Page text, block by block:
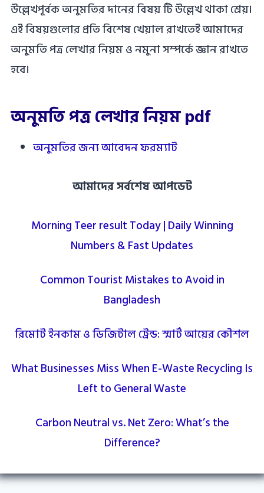
উল্লেখপূর্বক অনুমতির দানের বিষয় টি উল্লেখ থাকা শ্রেয়।
এই বিষয়গুলোর প্রতি বিশেষ খেয়াল রাখতেই আমাদের
অনুমতি পত্র লেখার নিয়ম ও নমুনা সম্পর্কে জ্ঞান রাখতে
হবে।
অনুমতি পত্র লেখার নিয়ম pdf
অনুমতির জন্য আবেদন ফরম্যাট
আমাদের সর্বশেষ আপডেট
Morning Teer result Today | Daily Winning
Numbers & Fast Updates
Common Tourist Mistakes to Avoid in
Bangladesh
রিমোট ইনকাম ও ডিজিটাল ট্রেন্ড: স্মার্ট আয়ের কৌশল
What Businesses Miss When E-Waste Recycling Is
Left to General Waste
Carbon Neutral vs. Net Zero: What’s the
Difference?